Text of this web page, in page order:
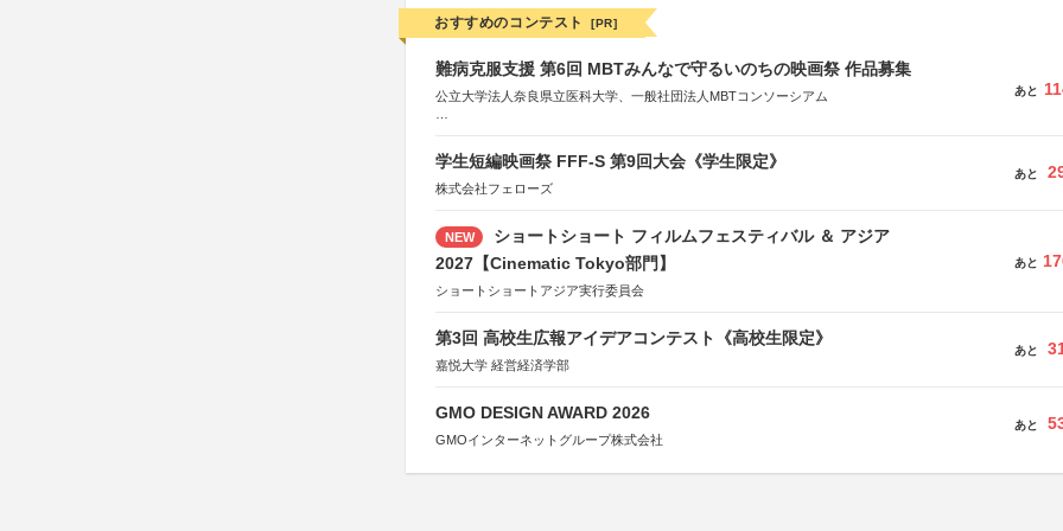
おすすめのコンテスト [PR]
難病克服支援 第6回 MBTみんなで守るいのちの映画祭 作品募集
公立大学法人奈良県立医科大学、一般社団法人MBTコンソーシアム
後援：厚生労働省
文部科学省
奈良県
「“よい仕事おこし”フェア」実行委員会
関西文化学術研究都市推進機構
東京難病団体連絡協議会
あと
学生短編映画祭 FFF-S 第9回大会《学生限定》
株式会社フェローズ
あと
NEW
ショートショート フィルムフェスティバル ＆ アジア
2027【Cinematic Tokyo部門】
ショートショートアジア実行委員会
あと
第3回 高校生広報アイデアコンテスト《高校生限定》
嘉悦大学 経営経済学部
あと
GMO DESIGN AWARD 2026
GMOインターネットグループ株式会社
あと